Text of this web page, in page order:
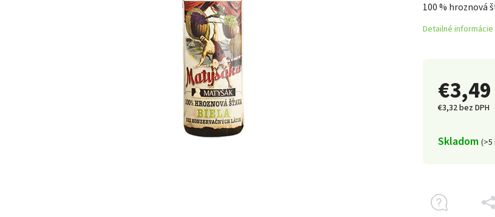
€3,49
€3,32 bez DPH
Skladom (>5
100 % hroznová
Detailné informácie